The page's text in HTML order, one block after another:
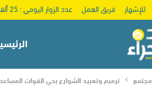
للإشهار فريق العمل عدد الزوار اليومي : 25 ألف
مجتمع ترميم وتعبيد الشوارع بحي القوات